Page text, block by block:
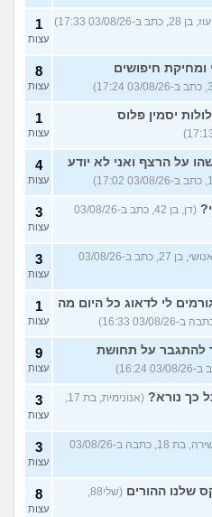
כתב ב-03/08/26 17:33) 1
עצות
חיפושים
8
עצות
יסמין פלוס 1
עצות
על הרצף ואני לא יודע
4
עצות
(דן, בן 42, כתב ב-03/08/26
3
עצות
(אנושי, בן 27, כתב ב-03/08/26
3
עצות
לי לדאוג כל היום מה
1
עצות
להתגבר על תחושת
9
עצות
כך נורא? 3
עצות
(שירה, בת 18, כתבה ב-03/08/26
3
עצות
שלנו ההורים 8
עצות